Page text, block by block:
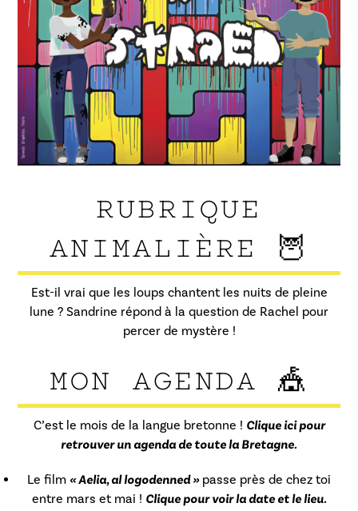
RUBRIQUE
ANIMALIÈRE 🦉
Est-il vrai que les loups chantent les nuits de pleine
lune ? Sandrine répond à la question de Rachel pour
percer de mystère !
MON AGENDA 🎪
C’est le mois de la langue bretonne ! Clique ici pour
retrouver un agenda de toute la Bretagne.
Le film « Aelia, al logodenned »passe près de chez toi
entre mars et mai ! Clique pour voir la date et le lieu.